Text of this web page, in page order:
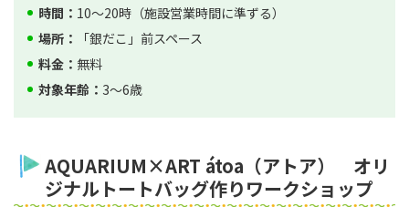
時間： 10～20時（施設営業時間に準ずる）
場所：
「銀だこ」前スペース
料金： 無料
対象年齢： 3～6歳
AQUARIUM×ART átoa（アトア） オリ
ジナルトートバッグ作りワークショップ